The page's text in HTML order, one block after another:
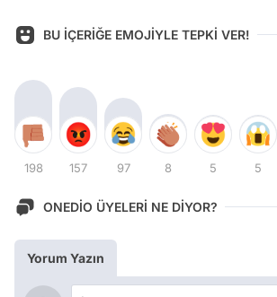
BU İÇERİĞE EMOJİYLE TEPKİ VER!
198 157 97 8 5 5
ONEDİO ÜYELERİ NE DİYOR?
Yorum Yazın